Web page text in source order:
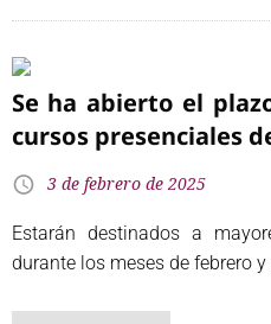
Se ha abierto el
cursos presenciales
3 de febrero de 2025
Estarán destinados a
durante los meses de febrero y